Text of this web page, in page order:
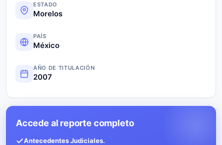
ESTADO
Morelos
PAÍS
México
AÑO DE TITULACIÓN
2007
Accede al reporte completo
Antecedentes Judiciales.